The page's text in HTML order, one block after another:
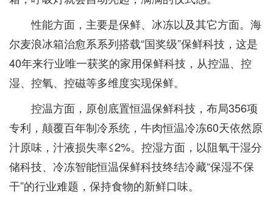
性能方面，主要是保鲜、冰冻以及其它方面。海
尔麦浪冰箱治愈系系列搭载“国奖级”保鲜科技，这是
40年来行业唯一获奖的家用保鲜科技，从控温、控
湿、控氧、控磁等多维度实现保鲜。
控温方面，原创底置恒温保鲜科技，布局356项
专利，颠覆百年制冷系统，牛肉恒温冷冻60天依然原
汁原味，汁液损失率≤2%。控湿方面，以阻氧干湿分
储科技、冷冻智能恒温保鲜科技终结冷藏“保湿不保
干”的行业难题，保持食物的新鲜口味。